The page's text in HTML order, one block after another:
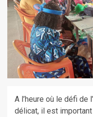
A l’heure où le défi de
délicat, il est